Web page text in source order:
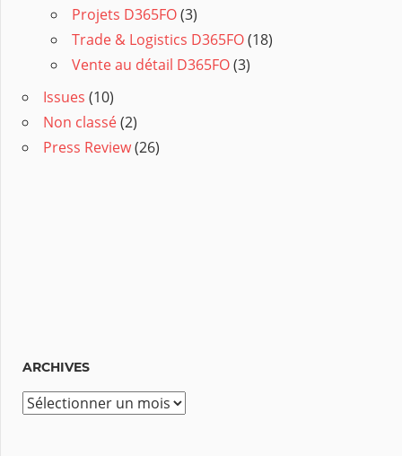
Projets D365FO(3)
Trade & Logistics D365FO(18)
Vente au détail D365FO(3)
Issues (10)
Non classé(2)
Press Review(26)
ARCHIVES
A